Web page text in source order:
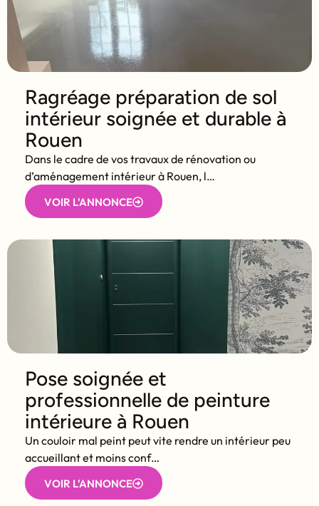
Ragréage préparation de sol
intérieur soignée et durable à
Rouen
Dans le cadre de vos travaux de rénovation ou
d’aménagement intérieur à Rouen, l…
VOIR L'ANNONCE
Pose soignée et
professionnelle de peinture
intérieure à Rouen
Un couloir mal peint peut vite rendre un intérieur peu
accueillant et moins conf…
VOIR L'ANNONCE